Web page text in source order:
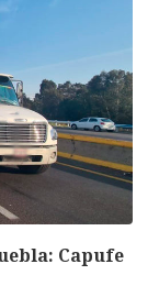
Capufe